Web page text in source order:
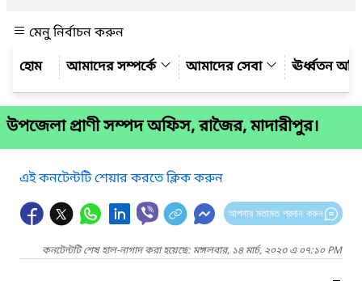
মেনু নির্বাচন করুন
আমাদের সম্পর্কে
আমাদের সেবা ঊর্ধ্বতন
উপজেলা প্রাণী সম্পদ অফিস, রাজৈর, মাদারীপুর।
এই কনটেন্টটি শেয়ার করতে ক্লিক করুন
আপনার মতামত প্রদান করুন
কনটেন্টটি শেষ হাল-নাগাদ করা হয়েছে: মঙ্গলবার, ১৪ মার্চ, ২০২৩ এ ০৭:১০ PM